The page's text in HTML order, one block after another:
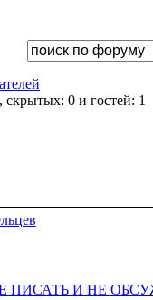
скрытых: 0 и гостей: 1
ПИСАТЬ И НЕ